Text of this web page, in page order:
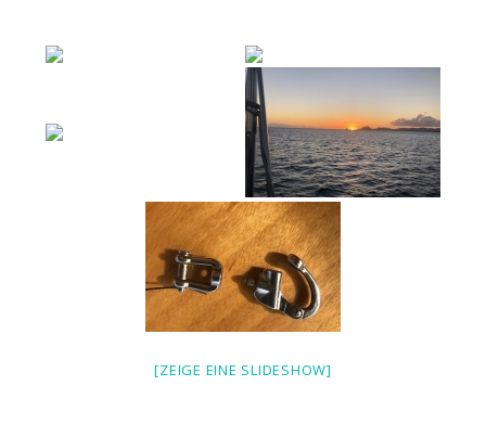
[ZEIGE EINE SLIDESHOW]